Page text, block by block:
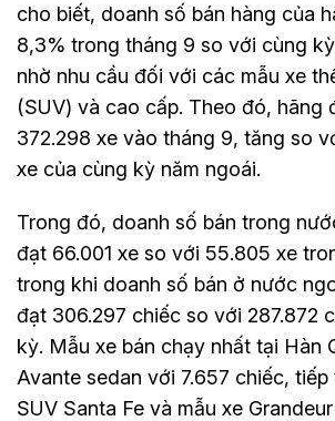
cho biết, doanh số bán hàng của
8,3% trong tháng 9 so với cùng
nhờ nhu cầu đối với các mẫu xe
(SUV) và cao cấp. Theo đó, hãng
372.298 xe vào tháng 9, tăng so
xe của cùng kỳ năm ngoái.
Trong đó, doanh số bán trong
đạt 66.001 xe so với 55.805 xe
trong khi doanh số bán ở nước
đạt 306.297 chiếc so với 287.872
kỳ. Mẫu xe bán chạy nhất tại Hàn
Avante sedan với 7.657 chiếc, tiếp
SUV Santa Fe và mẫu xe